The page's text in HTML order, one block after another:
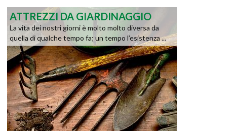
ATTREZZI DA GIARDINAGGIO
La vita dei nostri giorni è molto molto diversa da
quella di qualche tempo fa; un tempo l’esistenza ...